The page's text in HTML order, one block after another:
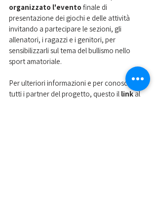
organizzato l'evento finale di
presentazione dei giochi e delle attività
invitando a partecipare le sezioni, gli
allenatori, i ragazzi e i genitori, per
sensibilizzarli sul tema del bullismo nello
sport amatoriale.
Per ulteriori informazioni e per conoscere
tutti i partner del progetto, questo il link al